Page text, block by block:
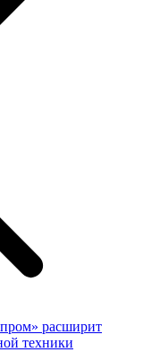
расширит
техники